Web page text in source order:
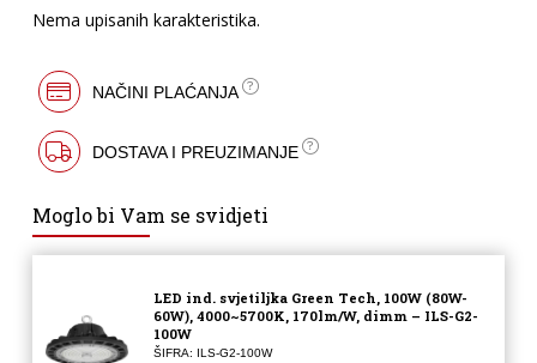
Nema upisanih karakteristika.
NAČINI PLAĆANJA
DOSTAVA I PREUZIMANJE
Moglo bi Vam se svidjeti
LED ind. svjetiljka Green Tech, 100W (80W-
60W), 4000~5700K, 170lm/W, dimm – ILS-G2-
100W
ŠIFRA: ILS-G2-100W